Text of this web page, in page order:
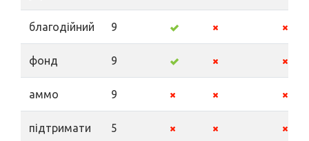
благодійний 9
фонд 9
аммо 9
підтримати 5